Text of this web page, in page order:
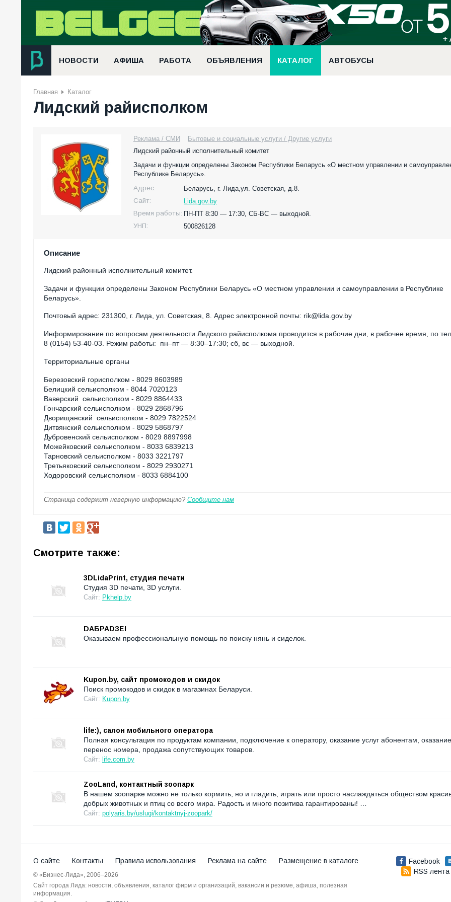
НОВОСТИ АФИША РАБОТА ОБЪЯВЛЕНИЯ КАТАЛОГ АВТОБУСЫ
Главная Каталог
Лидский райисполком
Реклама / СМИ
Бытовые и социальные услуги / Другие услуги
Лидский районный исполнительный комитет
Задачи и функции определены Законом Республики Беларусь «О местном управлении и
Республике Беларусь».
Адрес:
Беларусь, г. Лида,ул. Советская, д.8.
Сайт:
Lida.gov.by
Время работы: ПН-ПТ 8:30 — 17:30, СБ-ВС — выходной.
УНП:
500826128
Описание
Лидский районный исполнительный комитет.
Задачи и функции определены Законом Республики Беларусь «О местном управлении и самоуправлении в Республике
Беларусь».
Почтовый адрес: 231300, г. Лида, ул. Советская, 8. Адрес электронной почты: rik@lida.gov.by
Информирование по вопросам деятельности Лидского райисполкома проводится в рабочие дни, в рабочее время, по
8 (0154) 53-40-03. Режим работы: пн–пт — 8:30–17:30; сб, вс — выходной.
Территориальные органы
Березовский горисполком - 8029 8603989
Белицкий сельисполком - 8044 7020123
Ваверский сельисполком - 8029 8864433
Гончарский сельисполком - 8029 2868796
Дворищанский сельисполком - 8029 7822524
Дитвянский сельисполком - 8029 5868797
Дубровенский сельисполком - 8029 8897998
Можейковский сельисполком - 8033 6839213
Тарновский сельисполком - 8033 3221797
Третьяковский сельисполком - 8029 2930271
Ходоровский сельисполком - 8033 6884100
Страница содержит неверную информацию? Сообщите нам
Смотрите также:
3DLidaPrint, студия печати
Студия 3D печати, 3D услуги.
Сайт: Pkhelp.by
DAБРАDЗЕI
Оказываем профессиональную помощь по поиску нянь и сиделок.
Kupon.by, сайт промокодов и скидок
Поиск промокодов и скидок в магазинах Беларуси.
Сайт: Kupon.by
life:), салон мобильного оператора
Полная консультация по продуктам компании, подключение к оператору, оказание услуг абонентам, оказание
перенос номера, продажа сопутствующих товаров.
Сайт: life.com.by
ZooLand, контактный зоопарк
В нашем зоопарке можно не только кормить, но и гладить, играть или просто наслаждаться обществом
добрых животных и птиц со всего мира. Радость и много позитива гарантированы! …
Сайт: polyaris.by/uslugi/kontaktnyj-zoopark/
О сайте Контакты Правила использования Реклама на сайте Размещение в каталоге
© «Бизнес-Лида», 2006–2026
Сайт города Лида: новости, объявления, каталог фирм и организаций, вакансии и резюме, афиша, полезная
информация.
Facebook
RSS лента